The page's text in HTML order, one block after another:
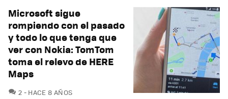
Microsoft sigue
rompiendo con el pasado
y todo lo que tenga que
ver con Nokia: TomTom
toma el relevo de HERE
Maps
2 COMENTARIOS
HACE 8 AÑOS